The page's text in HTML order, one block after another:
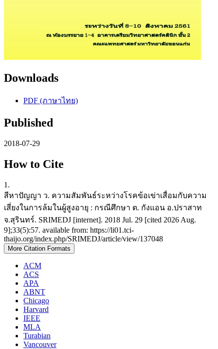
Downloads
PDF (ภาษาไทย)
Published
2018-07-29
How to Cite
1.
สีหาปัญญา ว. ความสัมพันธ์ระหว่างโรคข้อเข่าเสื่อมกับความ
เสี่ยงในการล้มในผู้สูงอายุ : กรณีศึกษา ต. กังแอน อ.ปราสาท
จ.สุรินทร์. SRIMEDJ [internet]. 2018 Jul. 29 [cited 2026 Aug.
9];33(5):57. available from: https://li01.tci-
thaijo.org/index.php/SRIMEDJ/article/view/137048
More Citation Formats
ACM
ACS
APA
ABNT
Chicago
Harvard
IEEE
MLA
Turabian
Vancouver